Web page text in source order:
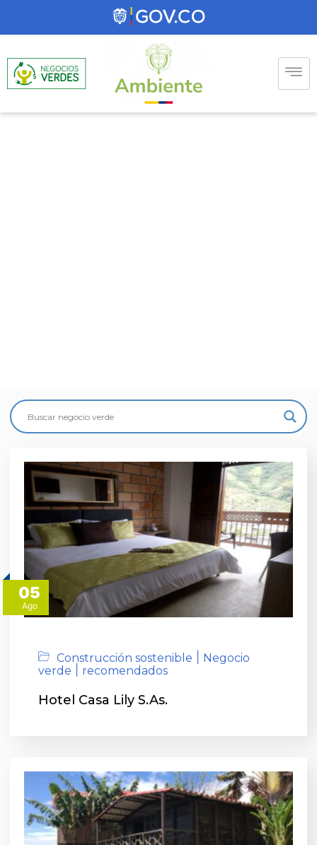
05
Ago
Construcción sostenible
Negocio
verde
recomendados
Hotel Casa Lily S.As.